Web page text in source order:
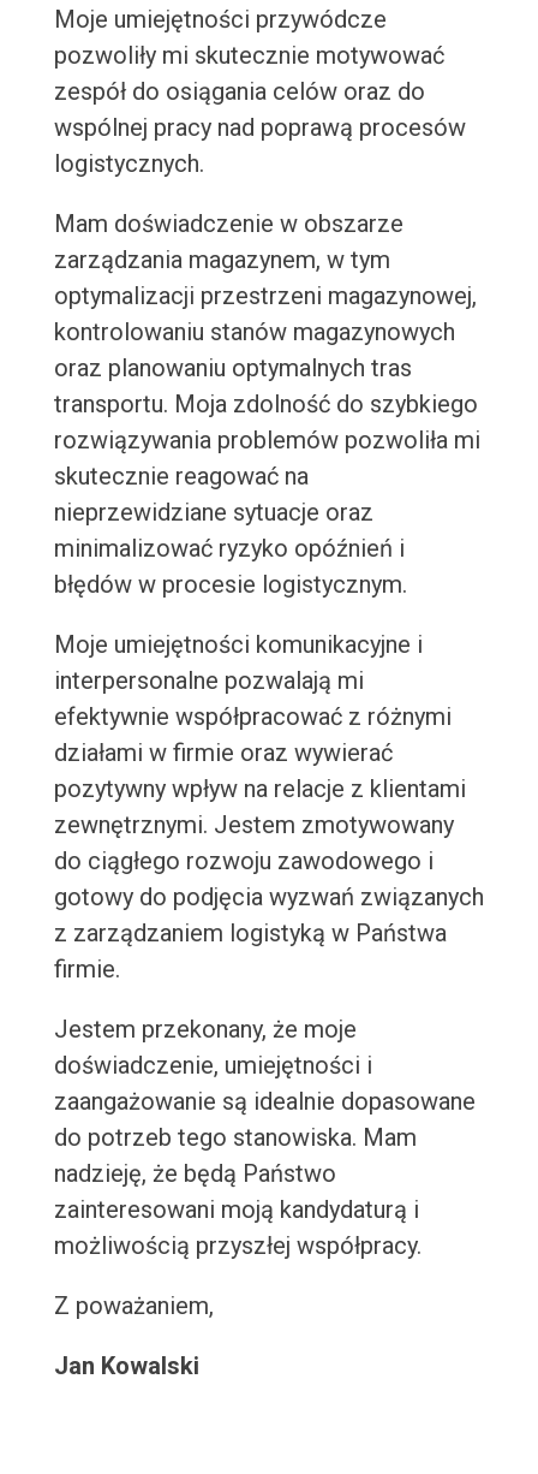
Moje umiejętności przywódcze
pozwoliły mi skutecznie motywować
zespół do osiągania celów oraz do
wspólnej pracy nad poprawą procesów
logistycznych.
Mam doświadczenie w obszarze
zarządzania magazynem, w tym
optymalizacji przestrzeni magazynowej,
kontrolowaniu stanów magazynowych
oraz planowaniu optymalnych tras
transportu. Moja zdolność do szybkiego
rozwiązywania problemów pozwoliła mi
skutecznie reagować na
nieprzewidziane sytuacje oraz
minimalizować ryzyko opóźnień i
błędów w procesie logistycznym.
Moje umiejętności komunikacyjne i
interpersonalne pozwalają mi
efektywnie współpracować z różnymi
działami w firmie oraz wywierać
pozytywny wpływ na relacje z klientami
zewnętrznymi. Jestem zmotywowany
do ciągłego rozwoju zawodowego i
gotowy do podjęcia wyzwań związanych
z zarządzaniem logistyką w Państwa
firmie.
Jestem przekonany, że moje
doświadczenie, umiejętności i
zaangażowanie są idealnie dopasowane
do potrzeb tego stanowiska. Mam
nadzieję, że będą Państwo
zainteresowani moją kandydaturą i
możliwością przyszłej współpracy.
Z poważaniem,
Jan Kowalski